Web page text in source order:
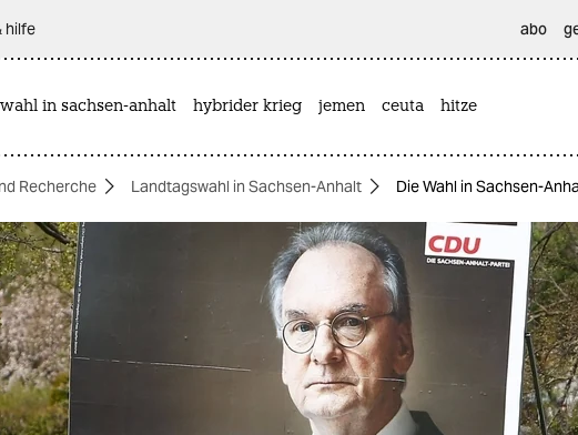
hilfe abo
in sachsen-anhalt hybrider krieg jemen ceuta hitze
Recherche Landtagswahl in Sachsen-Anhalt Die Wahl in Sachsen-